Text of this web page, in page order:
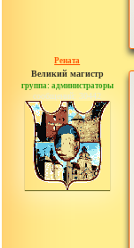
Рената
Великий магистр
группа: администраторы
сообщений: 30442